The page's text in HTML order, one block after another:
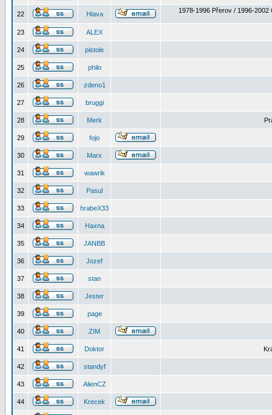
22 Hlava 1978-1996 Přerov / 1996-2002
23 ALEX
24 pistole
25 philo
26 zdeno1
27 bruggi
28 Merk
29 fojo
30 Marx
31 wawrik
32 Pasul
33 hrabeX33
34 Haxna
35 JANBB
36 Jozef
37 stan
38 Jester
39 page
40 ZIM
41 Doktor
42 standyf
43 AlienCZ
44 Krecek